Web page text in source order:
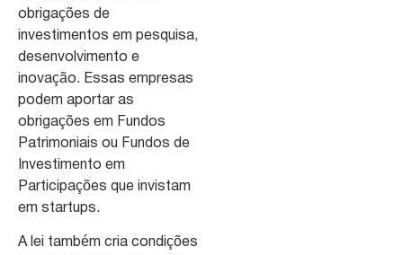
obrigações de
investimentos em pesquisa,
desenvolvimento e
inovação. Essas empresas
podem aportar as
obrigações em Fundos
Patrimoniais ou Fundos de
Investimento em
Participações que invistam
em startups.
A lei também cria condições